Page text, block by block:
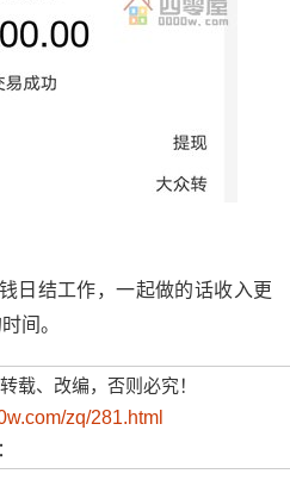
日结工作，一起做的话收入更
间。
载、改编，否则必究！
zq/281.html